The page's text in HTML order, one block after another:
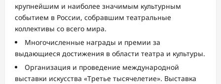
крупнейшим и наиболее значимым культурным
событием в России, собравшим театральные
коллективы со всего мира.
Многочисленные награды и премии за
выдающиеся достижения в области театра и культуры.
Организация и проведение международной
выставки искусства «Третье тысячелетие». Выставка